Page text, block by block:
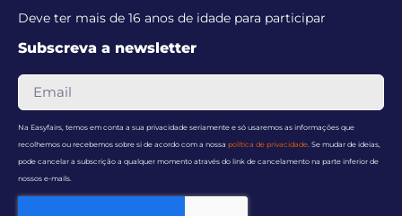
Deve ter mais de 16 anos de idade para participar
Subscreva a newsletter
Na Easyfairs, temos em conta a sua privacidade seriamente e só usaremos as informações que
recolhemos ou recebemos sobre si de acordo com a nossa política de privacidade . Se mudar de ideias,
pode cancelar a subscrição a qualquer momento através do link de cancelamento na parte inferior de
nossos e-mails.